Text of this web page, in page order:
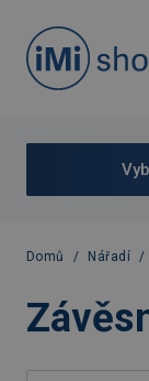
Domů / Nářadí /